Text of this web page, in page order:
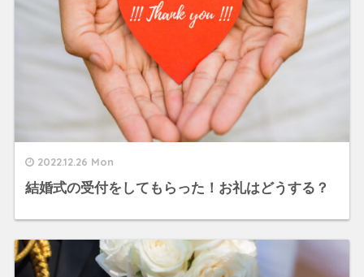
2022.12.26 Mon
結婚式の受付をしてもらった！お礼はどうする？